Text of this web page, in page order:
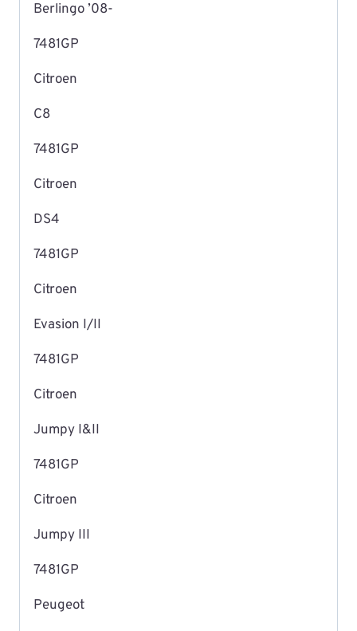
Berlingo ’08-
7481GP
Citroen
C8
7481GP
Citroen
DS4
7481GP
Citroen
Evasion I/II
7481GP
Citroen
Jumpy I&II
7481GP
Citroen
Jumpy III
7481GP
Peugeot